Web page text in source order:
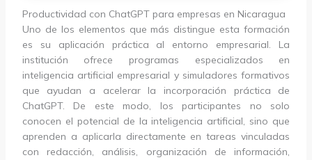
Productividad con ChatGPT para empresas en Nicaragua
Uno de los elementos que más distingue esta formación
es su aplicación práctica al entorno empresarial. La
institución ofrece programas especializados en
inteligencia artificial empresarial y simuladores formativos
que ayudan a acelerar la incorporación práctica de
ChatGPT. De este modo, los participantes no solo
conocen el potencial de la inteligencia artificial, sino que
aprenden a aplicarla directamente en tareas vinculadas
con redacción, análisis, organización de información,